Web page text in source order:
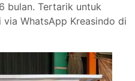
bulan. Tertarik untuk
via WhatsApp Kreasindo di